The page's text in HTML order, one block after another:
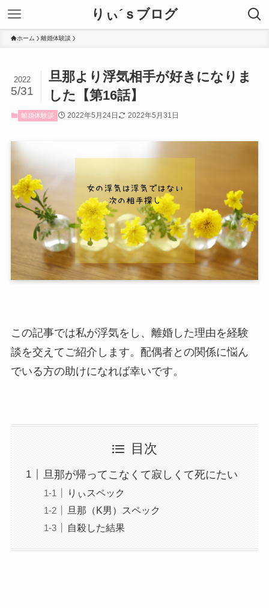
りぃ´ｓブログ
ホーム 離婚体験談
旦那より浮気相手が好きになりま
した【第16話】
2022
5/31
離婚体験談 2022年5月24日 2022年5月31日
この記事では私が浮気をし、離婚した理由を経験
談を交えてご紹介します。配偶者との関係に悩ん
でいる方の助けになれば幸いです。
目次
旦那が帰ってこなくて寂しくて死にたい
りぃスペック
旦那（K男）スペック
自殺した結果